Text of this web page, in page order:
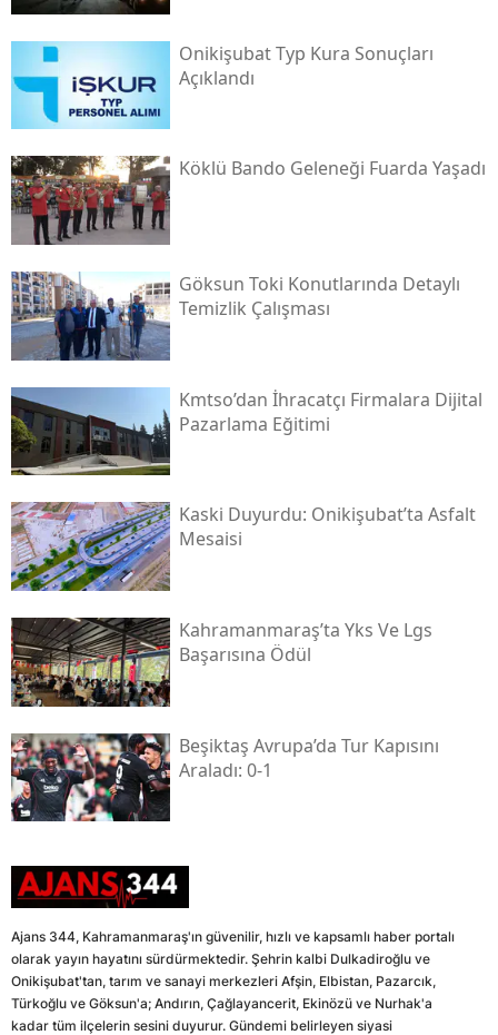
Onikişubat Typ Kura Sonuçları
Açıklandı
Köklü Bando Geleneği Fuarda Yaşadı
Göksun Toki̇ Konutlarında Detaylı
Temizlik Çalışması
Kmtso’dan İhracatçı Firmalara Dijital
Pazarlama Eğitimi
Kaski̇ Duyurdu: Onikişubat’ta Asfalt
Mesaisi
Kahramanmaraş’ta Yks Ve Lgs
Başarısına Ödül
Beşiktaş Avrupa’da Tur Kapısını
Araladı: 0-1
Ajans 344, Kahramanmaraş'ın güvenilir, hızlı ve kapsamlı haber portalı
olarak yayın hayatını sürdürmektedir. Şehrin kalbi Dulkadiroğlu ve
Onikişubat'tan, tarım ve sanayi merkezleri Afşin, Elbistan, Pazarcık,
Türkoğlu ve Göksun'a; Andırın, Çağlayancerit, Ekinözü ve Nurhak'a
kadar tüm ilçelerin sesini duyurur. Gündemi belirleyen siyasi